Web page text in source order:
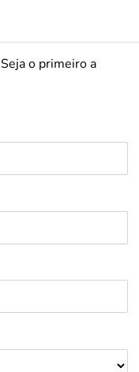
o primeiro a